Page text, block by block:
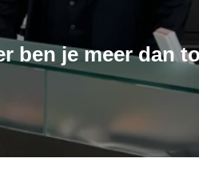
ben je meer dan